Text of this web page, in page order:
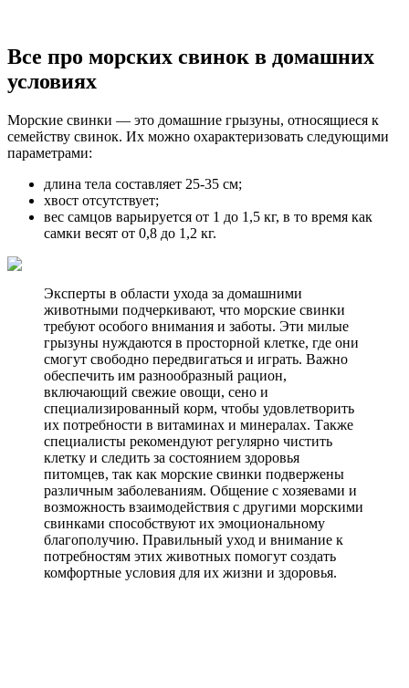
Все про морских свинок в домашних
условиях
Морские свинки — это домашние грызуны, относящиеся к
семейству свинок. Их можно охарактеризовать следующими
параметрами:
длина тела составляет 25-35 см;
хвост отсутствует;
вес самцов варьируется от 1 до 1,5 кг, в то время как
самки весят от 0,8 до 1,2 кг.
Эксперты в области ухода за домашними
животными подчеркивают, что морские свинки
требуют особого внимания и заботы. Эти милые
грызуны нуждаются в просторной клетке, где они
смогут свободно передвигаться и играть. Важно
обеспечить им разнообразный рацион,
включающий свежие овощи, сено и
специализированный корм, чтобы удовлетворить
их потребности в витаминах и минералах. Также
специалисты рекомендуют регулярно чистить
клетку и следить за состоянием здоровья
питомцев, так как морские свинки подвержены
различным заболеваниям. Общение с хозяевами и
возможность взаимодействия с другими морскими
свинками способствуют их эмоциональному
благополучию. Правильный уход и внимание к
потребностям этих животных помогут создать
комфортные условия для их жизни и здоровья.